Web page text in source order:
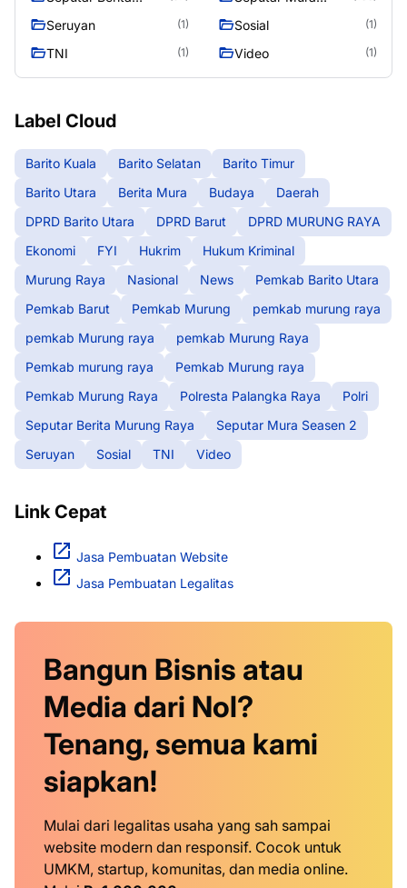
Seruyan (1) Sosial (1)
TNI (1) Video (1)
Label Cloud
Barito Kuala Barito Selatan
Barito Timur
Barito Utara
Berita Mura Budaya
Daerah
DPRD Barito Utara
DPRD Barut
DPRD MURUNG RAYA
Ekonomi
FYI Hukrim
Hukum Kriminal
Murung Raya
Nasional News
Pemkab Barito Utara
Pemkab Barut
Pemkab Murung
pemkab murung raya
pemkab Murung raya
pemkab Murung Raya
Pemkab murung raya
Pemkab Murung raya
Pemkab Murung Raya
Polresta Palangka Raya
Polri
Seputar Berita Murung Raya
Seputar Mura Seasen 2
Seruyan
Sosial TNI Video
Link Cepat
Jasa Pembuatan Website
Jasa Pembuatan Legalitas
Bangun Bisnis atau
Media dari Nol?
Tenang, semua kami
siapkan!
Mulai dari legalitas usaha yang sah sampai
website modern dan responsif. Cocok untuk
UMKM, startup, komunitas, dan media online.